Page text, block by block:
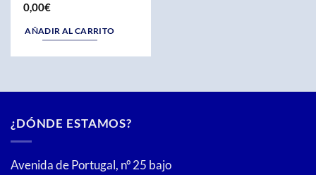
0,00€
AÑADIR AL CARRITO
¿DÓNDE ESTAMOS?
Avenida de Portugal, nº 25 bajo